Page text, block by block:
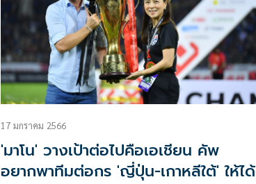
17 มกราคม 2566
'มาโน' วางเป้าต่อไปคือเอเชียน คัพ
อยากพาทีมต่อกร 'ญี่ปุ่น-เกาหลีใต้' ให้ได้